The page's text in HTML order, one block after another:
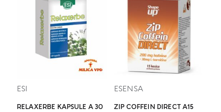
ESI
RELAXERBE KAPSULE A 30
ESENSA
ZIP COFFEIN DIRECT A15